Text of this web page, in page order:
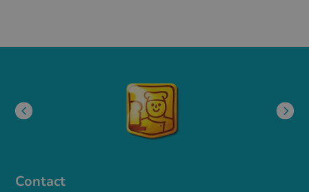
Contact